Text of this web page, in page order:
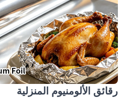
رقائق الألومنيوم المنزلية